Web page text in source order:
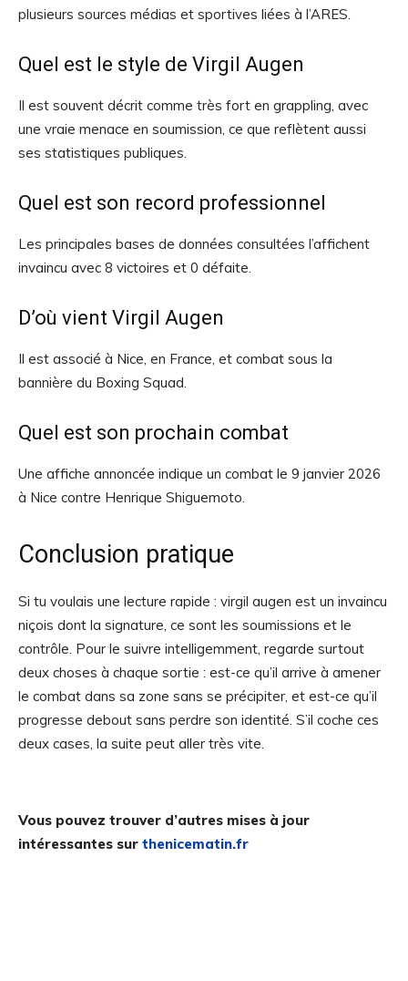
plusieurs sources médias et sportives liées à l’ARES.
Quel est le style de Virgil Augen
Il est souvent décrit comme très fort en grappling, avec
une vraie menace en soumission, ce que reflètent aussi
ses statistiques publiques.
Quel est son record professionnel
Les principales bases de données consultées l’affichent
invaincu avec 8 victoires et 0 défaite.
D’où vient Virgil Augen
Il est associé à Nice, en France, et combat sous la
bannière du Boxing Squad.
Quel est son prochain combat
Une affiche annoncée indique un combat le 9 janvier 2026
à Nice contre Henrique Shiguemoto.
Conclusion pratique
Si tu voulais une lecture rapide : virgil augen est un invaincu
niçois dont la signature, ce sont les soumissions et le
contrôle. Pour le suivre intelligemment, regarde surtout
deux choses à chaque sortie : est-ce qu’il arrive à amener
le combat dans sa zone sans se précipiter, et est-ce qu’il
progresse debout sans perdre son identité. S’il coche ces
deux cases, la suite peut aller très vite.
Vous pouvez trouver d’autres mises à jour
intéressantes sur thenicematin.fr